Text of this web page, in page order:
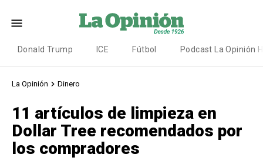
Donald Trump ICE Fútbol Podcast La Opinión
La Opinión Dinero
11 artículos de limpieza en
Dollar Tree recomendados por
los compradores